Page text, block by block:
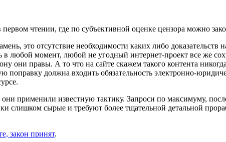
чтении, где по субъективной оценке цензора можно
это отсутствие необходимости каких либо доказательств
в любой момент, любой не угодный интернет-проект все же
они правы. А то что на сайте скажем такого контента
поправку должна входить обязательность электронно-
применили известную тактику. Запроси по максимуму,
слишком сырые и требуют более тщательной детальной
закон принят.